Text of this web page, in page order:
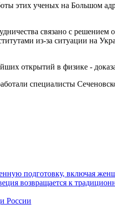
этих ученых на Большом
связано с решением
из-за ситуации на
открытий в физике -
специалисты
подготовку, включая
возвращается к
России